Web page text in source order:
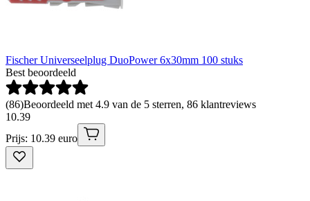
Fischer Universeelplug DuoPower 6x30mm 100 stuks
Best beoordeeld
(86)Beoordeeld met 4.9 van de 5 sterren, 86 klantreviews
10.39
Prijs: 10.39 euro